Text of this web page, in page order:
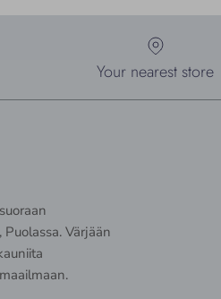
Your nearest store
Värjään